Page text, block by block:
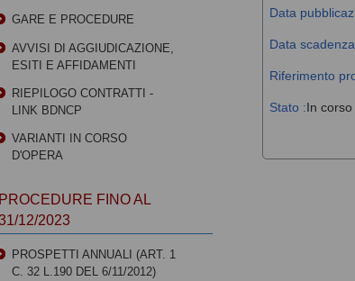
Data
Data
Riferimento
Stato :In corso
GARE E PROCEDURE
AVVISI DI AGGIUDICAZIONE,
ESITI E AFFIDAMENTI
RIEPILOGO CONTRATTI -
LINK BDNCP
VARIANTI IN CORSO
D'OPERA
PROCEDURE FINO AL
12/2023
PROSPETTI ANNUALI (ART. 1
C. 32 L.190 DEL 6/11/2012)